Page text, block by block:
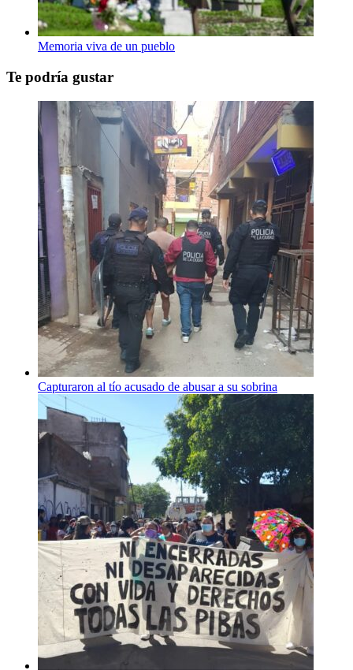
Memoria viva de un pueblo
Te podría gustar
Capturaron al tío acusado de abusar a su sobrina